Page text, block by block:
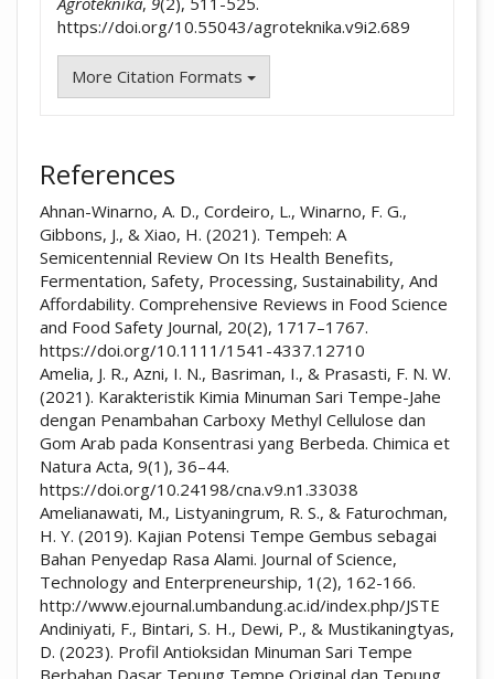
https://doi.org/10.55043/agroteknika.v9i2.689
More Citation Formats
References
Ahnan-Winarno, A. D., Cordeiro, L., Winarno, F. G.,
Gibbons, J., & Xiao, H. (2021). Tempeh: A
Semicentennial Review On Its Health Benefits,
Fermentation, Safety, Processing, Sustainability, And
Affordability. Comprehensive Reviews in Food Science
and Food Safety Journal, 20(2), 1717–1767.
https://doi.org/10.1111/1541-4337.12710
Amelia, J. R., Azni, I. N., Basriman, I., & Prasasti, F. N. W.
(2021). Karakteristik Kimia Minuman Sari Tempe-Jahe
dengan Penambahan Carboxy Methyl Cellulose dan
Gom Arab pada Konsentrasi yang Berbeda. Chimica et
Natura Acta, 9(1), 36–44.
https://doi.org/10.24198/cna.v9.n1.33038
Amelianawati, M., Listyaningrum, R. S., & Faturochman,
H. Y. (2019). Kajian Potensi Tempe Gembus sebagai
Bahan Penyedap Rasa Alami. Journal of Science,
Technology and Enterpreneurship, 1(2), 162-166.
http://www.ejournal.umbandung.ac.id/index.php/JSTE
Andiniyati, F., Bintari, S. H., Dewi, P., & Mustikaningtyas,
D. (2023). Profil Antioksidan Minuman Sari Tempe